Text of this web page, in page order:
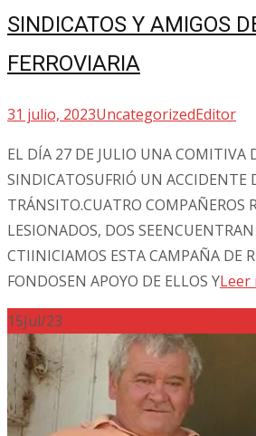
SINDICATOS Y AMIGOS
FERROVIARIA
31 julio, 2023UncategorizedEditor
EL DÍA 27 DE JULIO UNA COMITIVA
SINDICATOSUFRIÓ UN ACCIDENTE
TRÁNSITO.CUATRO COMPAÑEROS
LESIONADOS, DOS SEENCUENTRAN
CTIINICIAMOS ESTA CAMPAÑA DE
FONDOSEN APOYO DE ELLOS YLeer
15Jul/23